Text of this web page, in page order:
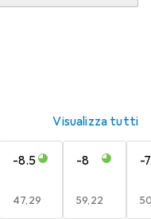
Visualizza tutti
-8.5
EUR
47,29
-8
EUR
59,22
-